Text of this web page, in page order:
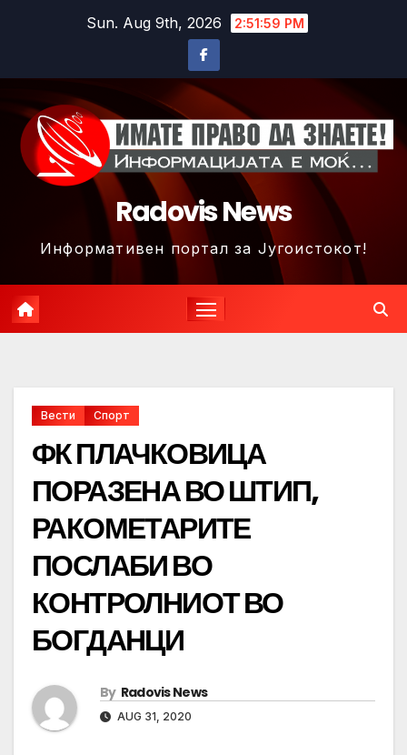
Sun. Aug 9th, 2026 2:52:02 PM
Radovis News
Информативен портал за Југоистокот!
Вести Спорт
ФК ПЛАЧКОВИЦА
ПОРАЗЕНА ВО ШТИП,
РАКОМЕТАРИТЕ
ПОСЛАБИ ВО
КОНТРОЛНИОТ ВО
БОГДАНЦИ
By Radovis News
AUG 31, 2020